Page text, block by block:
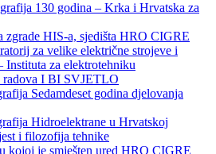
130 godina – Krka i Hrvatska za
zgrade HIS-a, sjedišta HRO CIGRE
za velike električne strojeve i
za elektrotehniku
radova I BI SVJETLO
Sedamdeset godina djelovanja
Hidroelektrane u Hrvatskoj
i filozofija tehnike
kojoj je smješten ured HRO CIGRE